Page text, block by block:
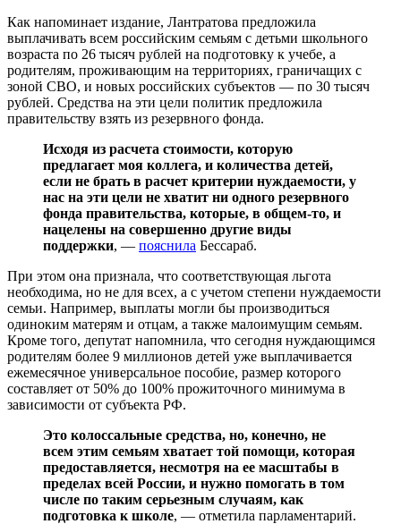
Как напоминает издание, Лантратова предложила
выплачивать всем российским семьям с детьми школьного
возраста по 26 тысяч рублей на подготовку к учебе, а
родителям, проживающим на территориях, граничащих с
зоной СВО, и новых российских субъектов — по 30 тысяч
рублей. Средства на эти цели политик предложила
правительству взять из резервного фонда.
Исходя из расчета стоимости, которую
предлагает моя коллега, и количества детей,
если не брать в расчет критерии нуждаемости, у
нас на эти цели не хватит ни одного резервного
фонда правительства, которые, в общем-то, и
нацелены на совершенно другие виды
поддержки, — пояснила Бессараб.
При этом она признала, что соответствующая льгота
необходима, но не для всех, а с учетом степени нуждаемости
семьи. Например, выплаты могли бы производиться
одиноким матерям и отцам, а также малоимущим семьям.
Кроме того, депутат напомнила, что сегодня нуждающимся
родителям более 9 миллионов детей уже выплачивается
ежемесячное универсальное пособие, размер которого
составляет от 50% до 100% прожиточного минимума в
зависимости от субъекта РФ.
Это колоссальные средства, но, конечно, не
всем этим семьям хватает той помощи, которая
предоставляется, несмотря на ее масштабы в
пределах всей России, и нужно помогать в том
числе по таким серьезным случаям, как
подготовка к школе, — отметила парламентарий.